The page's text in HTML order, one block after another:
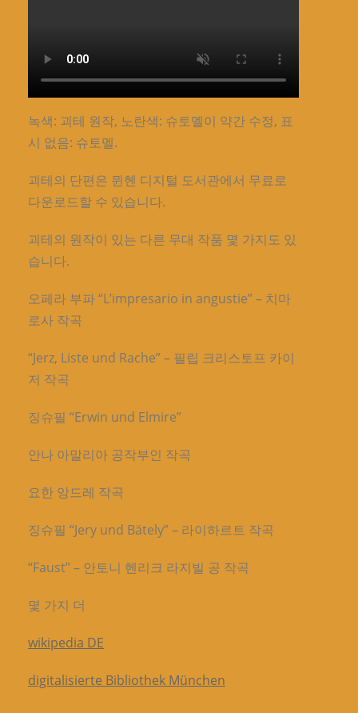
녹색: 괴테 원작, 노란색: 슈토멜이 약간 수정, 표
시 없음: 슈토멜.
괴테의 단편은 뮌헨 디지털 도서관에서 무료로
다운로드할 수 있습니다.
괴테의 원작이 있는 다른 무대 작품 몇 가지도 있
습니다.
오페라 부파 “L’impresario in angustie” – 치마
로사 작곡
“Jerz, Liste und Rache” – 필립 크리스토프 카이
저 작곡
징슈필 “Erwin und Elmire”
안나 아말리아 공작부인 작곡
요한 앙드레 작곡
징슈필 “Jery und Bätely” – 라이하르트 작곡
“Faust” – 안토니 헨리크 라지빌 공 작곡
몇 가지 더
wikipedia DE
digitalisierte Bibliothek München